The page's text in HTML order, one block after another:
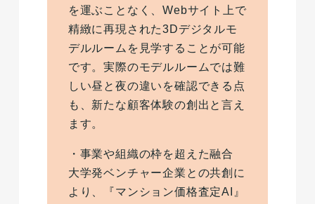
を運ぶことなく、Webサイト上で
精緻に再現された3Dデジタルモ
デルルームを見学することが可能
です。実際のモデルルームでは難
しい昼と夜の違いを確認できる点
も、新たな顧客体験の創出と言え
ます。
・事業や組織の枠を超えた融合
大学発ベンチャー企業との共創に
より、『マンション価格査定AI』